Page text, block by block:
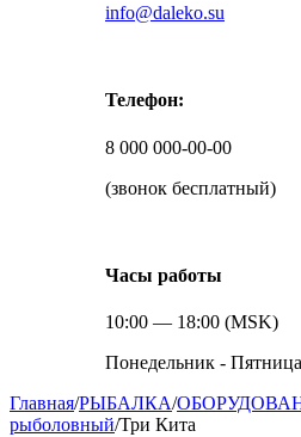
info@daleko.su
Телефон:
8 000 000-00-00
(звонок бесплатный)
Часы работы
10:00 — 18:00 (MSK)
Понедельник - Пятница
Главная/РЫБАЛКА/
рыболовный/Три Кита